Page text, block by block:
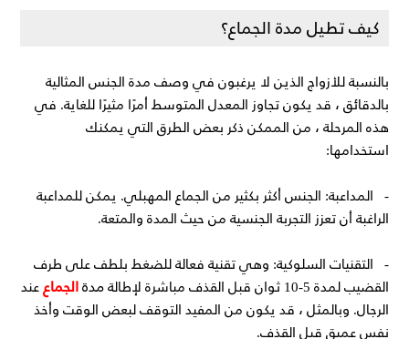
كيف تطيل مدة الجماع؟
بالنسبة للأزواج الذين لا يرغبون في وصف مدة الجنس المثالية
بالدقائق ، قد يكون تجاوز المعدل المتوسط ​​أمرًا مثيرًا للغاية. في
هذه المرحلة ، من الممكن ذكر بعض الطرق التي يمكنك
استخدامها:
- المداعبة: الجنس أكثر بكثير من الجماع المهبلي. يمكن للمداعبة
الراغبة أن تعزز التجربة الجنسية من حيث المدة والمتعة.
- التقنيات السلوكية: وهي تقنية فعالة للضغط بلطف على طرف
القضيب لمدة 5-10 ثوان قبل القذف مباشرة لإطالة
مدةالجماععند
الرجال. وبالمثل ، قد يكون من المفيد التوقف لبعض الوقت وأخذ
نفس عميق قبل القذف.